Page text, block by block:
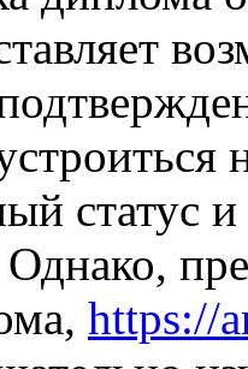
статус
https://